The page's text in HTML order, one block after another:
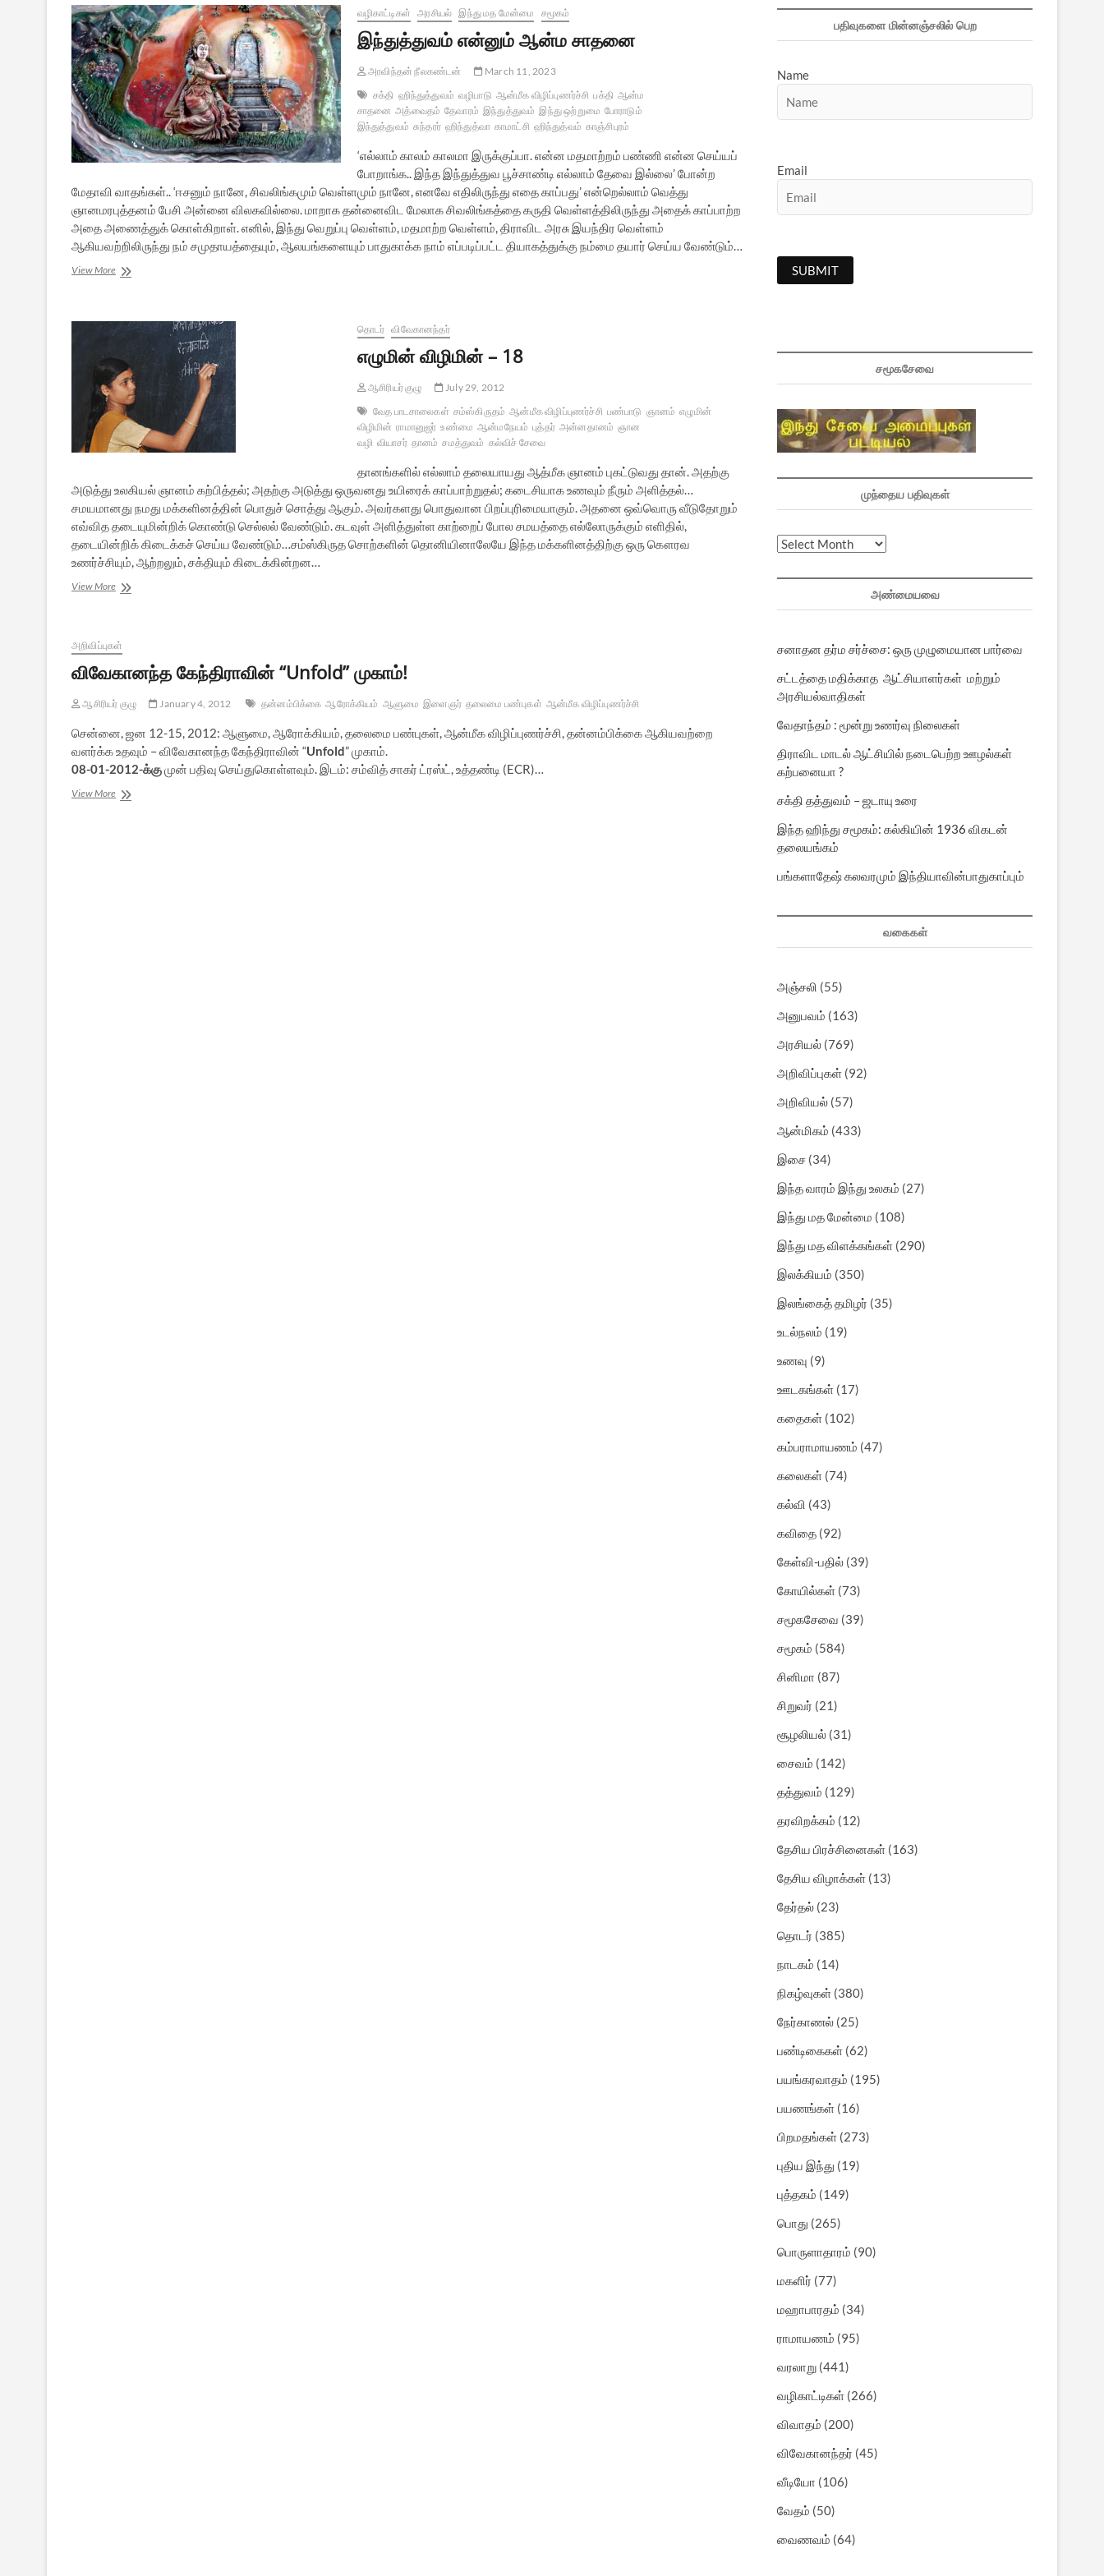
வழிகாட்டிகள் அரசியல் இந்து மத மேன்மை சமூகம்
இந்துத்துவம் என்னும் ஆன்ம சாதனை
அரவிந்தன் நீலகண்டன்
March 11, 2023
சக்தி ஹிந்துத்துவம் வழிபாடு ஆன்மீக விழிப்புணர்ச்சி பக்தி ஆன்ம
சாதனை அத்வைதம் தேவாரம் இந்துத்துவம் இந்து ஒற்றுமை போராடும்
இந்துத்துவம் சுந்தரர் ஹிந்துத்வா காமாட்சி ஹிந்துத்வம் காஞ்சிபுரம்
‘எல்லாம் காலம் காலமா இருக்குப்பா. என்ன மதமாற்றம் பண்ணி என்ன செய்யப்
போறாங்க.. இந்த இந்துத்துவ பூச்சாண்டி எல்லாம் தேவை இல்லை’ போன்ற
மேதாவி வாதங்கள்.. ‘ஈசனும் நானே, சிவலிங்கமும் வெள்ளமும் நானே, எனவே எதிலிருந்து எதை காப்பது’ என்றெல்லாம் வெத்து
ஞானமரபுத்தனம் பேசி அன்னை விலகவில்லை. மாறாக தன்னைவிட மேலாக சிவலிங்கத்தை கருதி வெள்ளத்திலிருந்து அதைக் காப்பாற்ற
அதை அணைத்துக் கொள்கிறாள். எனில், இந்து வெறுப்பு வெள்ளம், மதமாற்ற வெள்ளம், திராவிட அரசு இயந்திர வெள்ளம்
ஆகியவற்றிலிருந்து நம் சமுதாயத்தையும், ஆலயங்களையும் பாதுகாக்க நாம் எப்படிப்பட்ட தியாகத்துக்கு நம்மை தயார் செய்ய வேண்டும்…
View Moreஇந்துத்துவம்
தொடர் விவேகானந்தர்
எழுமின் விழிமின் – 18
ஆசிரியர் குழு
July 29, 2012
வேத பாடசாலைகள் சம்ஸ்கிருதம் ஆன்மீக விழிப்புணர்ச்சி பண்பாடு ஞானம் எழுமின்
விழிமின் ராமானுஜர் உண்மை ஆன்மநேயம் புத்தர் அன்னதானம் ஞான
வழி வியாசர் தானம் சமத்துவம் கல்விச் சேவை
தானங்களில் எல்லாம் தலையாயது ஆத்மீக ஞானம் புகட்டுவது தான். அதற்கு
அடுத்து உலகியல் ஞானம் கற்பித்தல்; அதற்கு அடுத்து ஒருவனது உயிரைக் காப்பாற்றுதல்; கடைசியாக உணவும் நீரும் அளித்தல்…
சமயமானது நமது மக்களினத்தின் பொதுச் சொத்து ஆகும். அவர்களது பொதுவான பிறப்புரிமையாகும். அதனை ஒவ்வொரு வீடுதோறும்
எவ்வித தடையுமின்றிக் கொண்டு செல்லல் வேண்டும். கடவுள் அளித்துள்ள காற்றைப் போல சமயத்தை எல்லோருக்கும் எளிதில்,
தடையின்றிக் கிடைக்கச் செய்ய வேண்டும்…சம்ஸ்கிருத சொற்களின் தொனியினாலேயே இந்த மக்களினத்திற்கு ஒரு கௌரவ
உணர்ச்சியும், ஆற்றலும், சக்தியும் கிடைக்கின்றன…
View Moreஎழுமின்
அறிவிப்புகள்
விவேகானந்த கேந்திராவின் “Unfold” முகாம்!
ஆசிரியர் குழு January 4, 2012 தன்னம்பிக்கை ஆரோக்கியம் ஆளுமை இளைஞர் தலைமை பண்புகள் ஆன்மீக விழிப்புணர்ச்சி
சென்னை, ஜன 12-15, 2012: ஆளுமை, ஆரோக்கியம், தலைமை பண்புகள், ஆன்மீக விழிப்புணர்ச்சி, தன்னம்பிக்கை ஆகியவற்றை
வளர்க்க உதவும் – விவேகானந்த கேந்திராவின் “Unfold” முகாம்.
08-01-2012-க்குமுன் பதிவு செய்துகொள்ளவும். இடம்: சம்வித் சாகர் ட்ரஸ்ட், உத்தண்டி (ECR)…
View Moreவிவேகானந்த
பதிவுகளை மின்னஞ்சலில் பெற
Name
Email
சமூகசேவை
முந்தைய பதிவுகள்
முந்தைய
அண்மையவை
சனாதன தர்ம சர்ச்சை: ஒரு முழுமையான பார்வை
சட்டத்தை மதிக்காத ஆட்சியாளர்கள் மற்றும்
அரசியல்வாதிகள்
வேதாந்தம் : மூன்று உணர்வு நிலைகள்
திராவிட மாடல் ஆட்சியில் நடைபெற்ற ஊழல்கள்
கற்பனையா ?
சக்தி தத்துவம் – ஜடாயு உரை
இந்த ஹிந்து சமூகம்: கல்கியின் 1936 விகடன்
தலையங்கம்
பங்களாதேஷ் கலவரமும் இந்தியாவின்பாதுகாப்பும்
வகைகள்
அஞ்சலி (55)
அனுபவம் (163)
அரசியல் (769)
அறிவிப்புகள் (92)
அறிவியல் (57)
ஆன்மிகம் (433)
இசை (34)
இந்த வாரம் இந்து உலகம் (27)
இந்து மத மேன்மை (108)
இந்து மத விளக்கங்கள் (290)
இலக்கியம் (350)
இலங்கைத் தமிழர் (35)
உடல்நலம் (19)
உணவு (9)
ஊடகங்கள் (17)
கதைகள் (102)
கம்பராமாயணம் (47)
கலைகள் (74)
கல்வி (43)
கவிதை (92)
கேள்வி-பதில் (39)
கோயில்கள் (73)
சமூகசேவை (39)
சமூகம் (584)
சினிமா (87)
சிறுவர் (21)
சூழலியல் (31)
சைவம் (142)
தத்துவம் (129)
தரவிறக்கம் (12)
தேசிய பிரச்சினைகள் (163)
தேசிய விழாக்கள் (13)
தேர்தல் (23)
தொடர் (385)
நாடகம் (14)
நிகழ்வுகள் (380)
நேர்காணல் (25)
பண்டிகைகள் (62)
பயங்கரவாதம் (195)
பயணங்கள் (16)
பிறமதங்கள் (273)
புதிய இந்து (19)
புத்தகம் (149)
பொது (265)
பொருளாதாரம் (90)
மகளிர் (77)
மஹாபாரதம் (34)
ராமாயணம் (95)
வரலாறு (441)
வழிகாட்டிகள் (266)
விவாதம் (200)
விவேகானந்தர் (45)
வீடியோ (106)
வேதம் (50)
வைணவம் (64)